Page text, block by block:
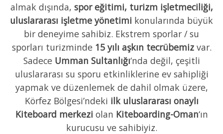
almak dışında, spor eğitimi, turizm işletmeciliği,
uluslararası işletme yönetimi konularında büyük
bir deneyime sahibiz. Ekstrem sporlar / su
sporları turizminde 15 yılı aşkın tecrübemizvar.
Sadece Umman Sultanlığı‘nda değil, çeşitli
uluslararası su sporu etkinliklerine ev sahipliği
yapmak ve düzenlemek de dahil olmak üzere,
Körfez Bölgesi’ndeki ilk uluslararası onaylı
Kiteboard merkezi olan Kiteboarding-Oman‘ın
kurucusu ve sahibiyiz.